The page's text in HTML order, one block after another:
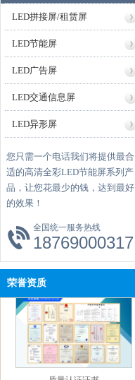
LED拼接屏/租赁屏
LED节能屏
LED广告屏
LED交通信息屏
LED异形屏
您只需一个电话我们将提供最合
适的高清全彩LED节能屏系列产
品，让您花最少的钱，达到最好
的效果！
全国统一服务热线
18769000317
荣誉资质
产品节能认证
质量认证证书